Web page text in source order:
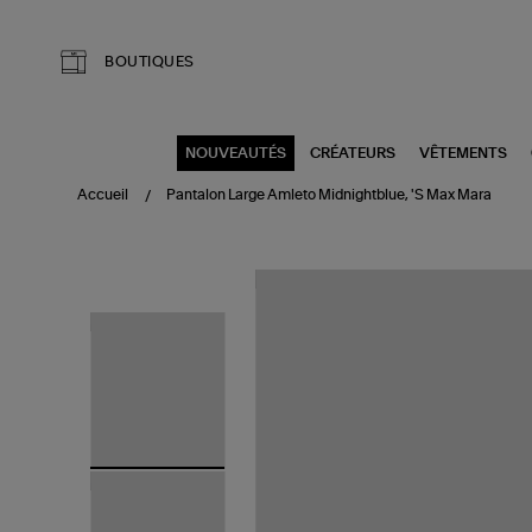
BOUTIQUES
NOUVEAUTÉS CRÉATEURS VÊTEMENTS
Accueil Pantalon Large Amleto Midnightblue, 'S Max Mara